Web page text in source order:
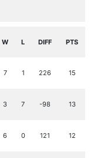
W L DIFF PTS
7 1 226 15
3 7 -98 13
6 0 121 12